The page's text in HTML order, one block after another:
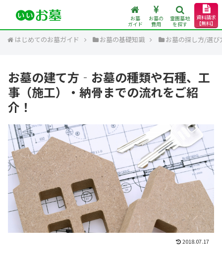
お墓
ガイド
お墓の
費用
霊園墓地
を探す
資料請求
【無料】
はじめてのお墓ガイド お墓の基礎知識 お墓の探し方/選
お墓の建て方‐お墓の種類や石種、工
事（施工）・納骨までの流れをご紹
介！
2018.07.17